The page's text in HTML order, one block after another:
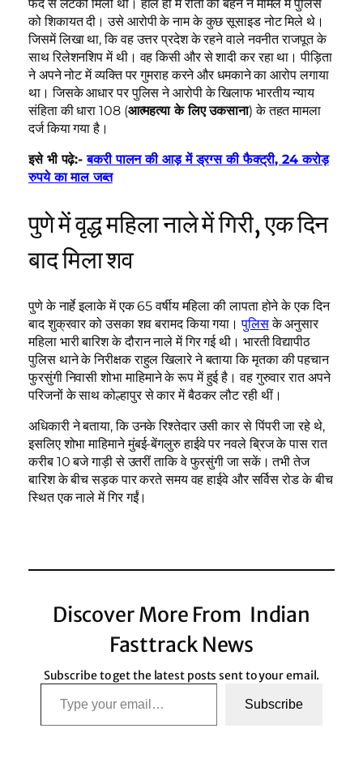
फंदे से लटकी मिली थी। हाल ही में रीता की बहन ने मामले में पुलिस
को शिकायत दी। उसे आरोपी के नाम के कुछ सूसाइड नोट मिले थे।
जिसमें लिखा था, कि वह उत्तर प्रदेश के रहने वाले नवनीत राजपूत के
साथ रिलेशनशिप में थी। वह किसी और से शादी कर रहा था। पीड़िता
ने अपने नोट में व्यक्ति पर गुमराह करने और धमकाने का आरोप लगाया
था। जिसके आधार पर पुलिस ने आरोपी के खिलाफ भारतीय न्याय
संहिता की धारा 108 (आत्महत्या के लिए उकसाना) के तहत मामला
दर्ज किया गया है।
इसे भी पढ़े:-बकरी पालन की आड़ में ड्रग्स की फैक्ट्री, 24 करोड़
रुपये का माल जब्त
पुणे में वृद्ध महिला नाले में गिरी, एक दिन
बाद मिला शव
पुणे के नार्हे इलाके में एक 65 वर्षीय महिला की लापता होने के एक दिन
बाद शुक्रवार को उसका शव बरामद किया गया।पुलिसके अनुसार
महिला भारी बारिश के दौरान नाले में गिर गई थी। भारती विद्यापीठ
पुलिस थाने के निरीक्षक राहुल खिलारे ने बताया कि मृतका की पहचान
फुरसुंगी निवासी शोभा माहिमाने के रूप में हुई है। वह गुरुवार रात अपने
परिजनों के साथ कोल्हापुर से कार में बैठकर लौट रही थीं।
अधिकारी ने बताया, कि उनके रिश्तेदार उसी कार से पिंपरी जा रहे थे,
इसलिए शोभा माहिमाने मुंबई-बेंगलुरु हाईवे पर नवले ब्रिज के पास रात
करीब 10 बजे गाड़ी से उतरीं ताकि वे फुरसुंगी जा सकें। तभी तेज
बारिश के बीच सड़क पार करते समय वह हाईवे और सर्विस रोड के बीच
स्थित एक नाले में गिर गईं।
Discover More From Indian
Fasttrack News
Subscribe to get the latest posts sent to your email.
Type your email…
Subscribe